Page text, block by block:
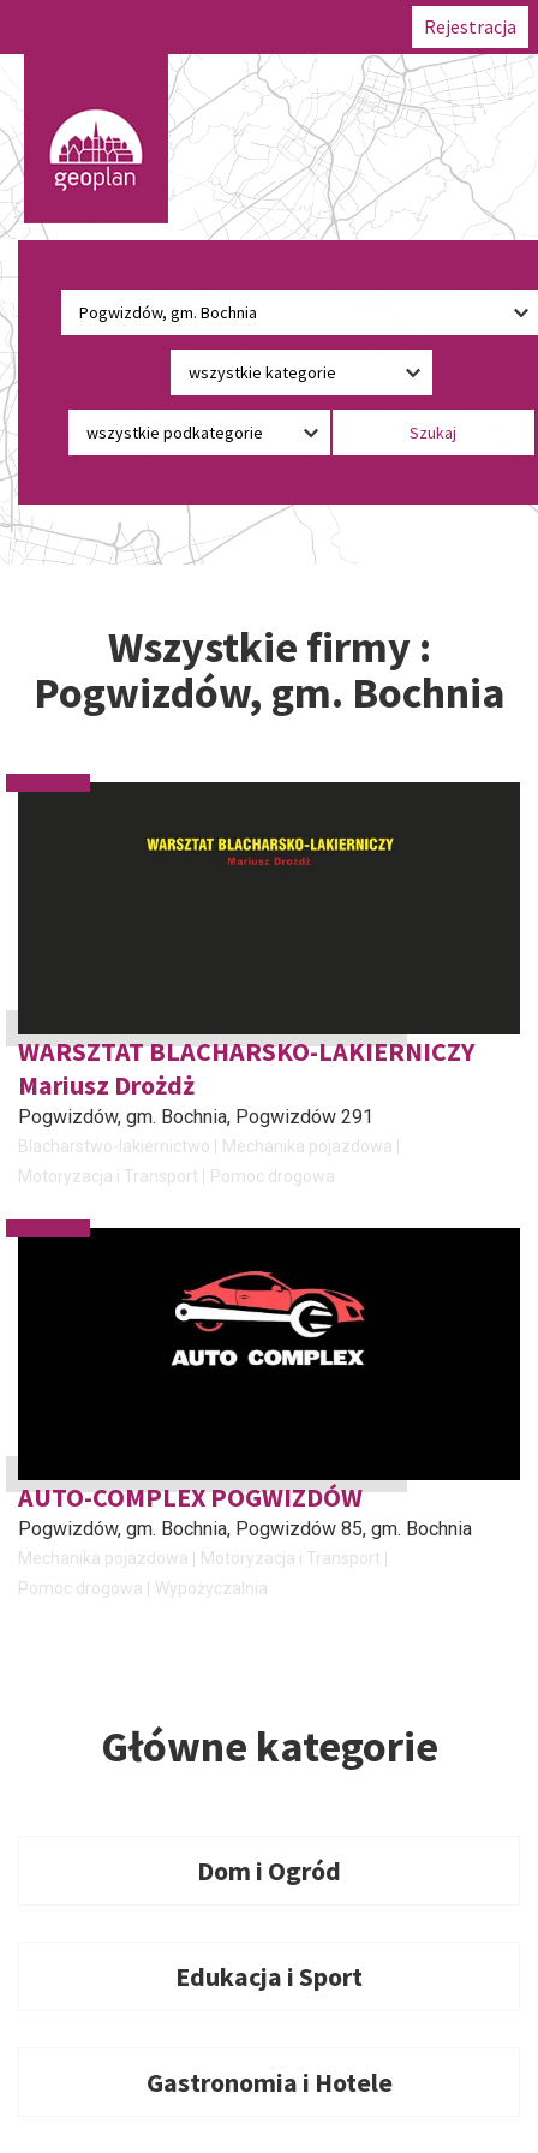
Rejestracja
Wszystkie firmy :
Pogwizdów, gm. Bochnia
WARSZTAT BLACHARSKO-LAKIERNICZY
Mariusz Drożdż
Pogwizdów, gm. Bochnia, Pogwizdów 291
Blacharstwo-lakiernictwo
Mechanika pojazdowa
Motoryzacja i Transport
Pomoc drogowa
AUTO-COMPLEX POGWIZDÓW
Pogwizdów, gm. Bochnia, Pogwizdów 85, gm. Bochnia
Mechanika pojazdowa
Motoryzacja i Transport
Pomoc drogowa
Wypożyczalnia
Główne kategorie
Dom i Ogród
Edukacja i Sport
Gastronomia i Hotele